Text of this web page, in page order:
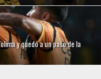
y quedó a un paso de la